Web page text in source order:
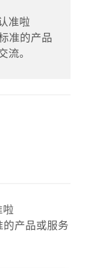
准啦
准的产品
流。
啦
产品或服务